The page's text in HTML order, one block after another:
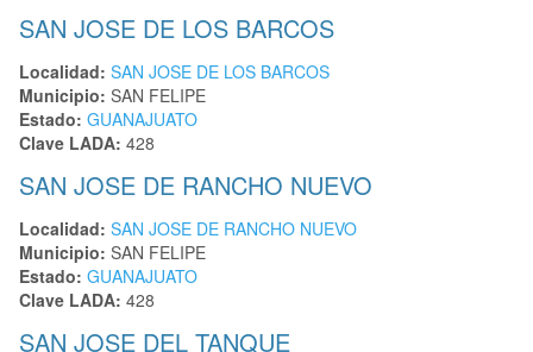
SAN JOSE DE LOS BARCOS
Localidad: SAN JOSE DE LOS BARCOS
Municipio: SAN FELIPE
Estado: GUANAJUATO
Clave LADA: 428
SAN JOSE DE RANCHO NUEVO
Localidad: SAN JOSE DE RANCHO NUEVO
Municipio: SAN FELIPE
Estado: GUANAJUATO
Clave LADA: 428
SAN JOSE DEL TANQUE